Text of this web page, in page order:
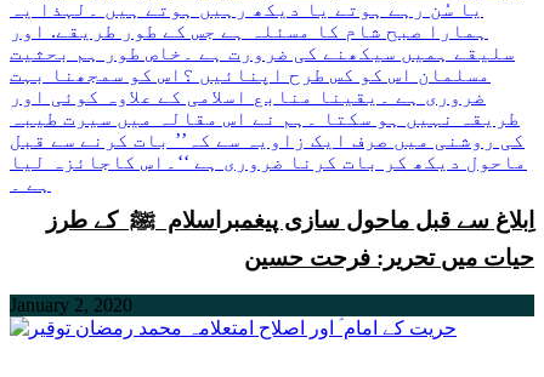
اِبلاغ سے قبل ماحول سازی پیغمبراسلام ﷺ کے طرز
حیات میں تحریر: فرحت حسین
January 2, 2020